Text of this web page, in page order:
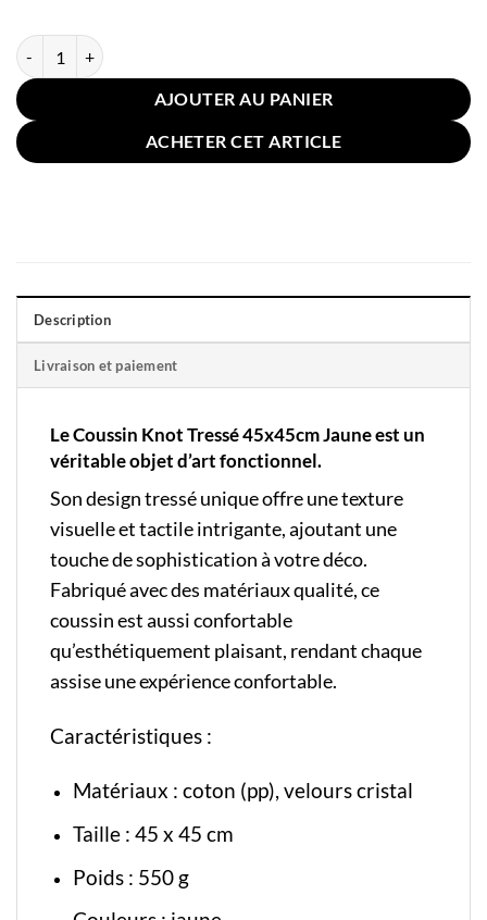
quantité de Coussin Knot Tressé 45x45cm Jaune
AJOUTER AU PANIER
ACHETER CET ARTICLE
Description
Livraison et paiement
Le Coussin Knot Tressé 45x45cm Jaune est un
véritable objet d’art fonctionnel.
Son design tressé unique offre une texture
visuelle et tactile intrigante, ajoutant une
touche de sophistication à votre déco.
Fabriqué avec des matériaux qualité, ce
coussin est aussi confortable
qu’esthétiquement plaisant, rendant chaque
assise une expérience confortable.
Caractéristiques :
Matériaux : coton (pp), velours cristal
Taille : 45 x 45 cm
Poids : 550 g